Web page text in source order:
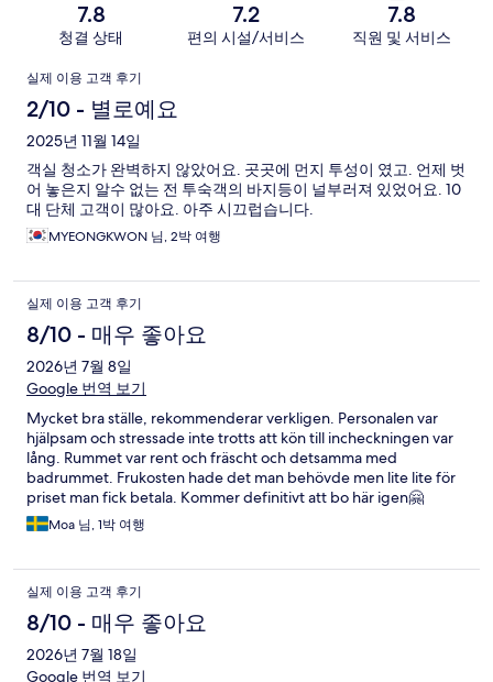
7.8
청결 상태
7.2
편의 시설/서비스
7.8
직원 및 서비스
이
용
후
기
실제 이용 고객 후기
2/10 - 별로예요
2025년 11월 14일
객실 청소가 완벽하지 않았어요. 곳곳에 먼지 투성이 였고. 언제 벗
어 놓은지 알수 없는 전 투숙객의 바지등이 널부러져 있었어요. 10
대 단체 고객이 많아요. 아주 시끄럽습니다.
MYEONGKWON 님, 2박 여행
실제 이용 고객 후기
8/10 - 매우 좋아요
2026년 7월 8일
Google 번역 보기
Mycket bra ställe, rekommenderar verkligen. Personalen var
hjälpsam och stressade inte trotts att kön till incheckningen var
lång. Rummet var rent och fräscht och detsamma med
badrummet. Frukosten hade det man behövde men lite lite för
priset man fick betala. Kommer definitivt att bo här igen🤗
Moa 님, 1박 여행
실제 이용 고객 후기
8/10 - 매우 좋아요
2026년 7월 18일
Google 번역 보기